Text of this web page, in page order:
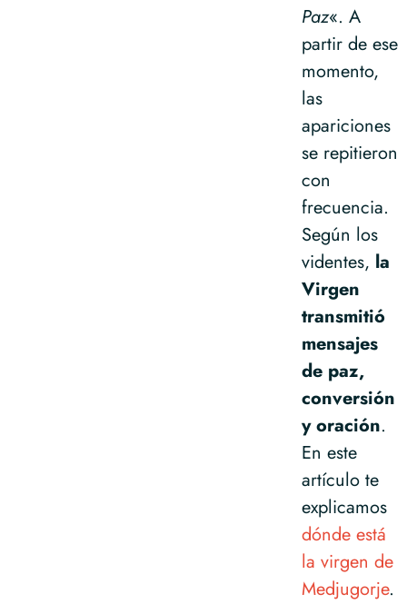
Paz«. A
partir de ese
momento,
las
apariciones
se repitieron
con
frecuencia.
Según los
videntes, la
Virgen
transmitió
mensajes
de paz,
conversión
y oración.
En este
artículo te
explicamos
dónde está
la virgen de
Medjugorje.